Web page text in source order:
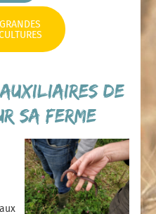
GRANDES
de
sa ferme